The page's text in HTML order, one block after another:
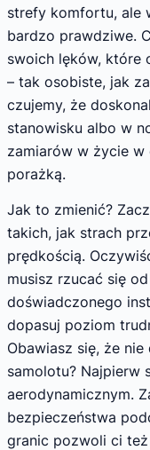
strefy komfortu, ale
bardzo prawdziwe.
swoich lęków, które
– tak osobiste, jak
czujemy, że
stanowisku albo w
zamiarów w życie w
porażką.
Jak to zmienić?
takich, jak strach
prędkością.
musisz rzucać się
doświadczonego
dopasuj poziom
Obawiasz się, że
samolotu? Najpierw
aerodynamicznym.
bezpieczeństwa
granic pozwoli ci też